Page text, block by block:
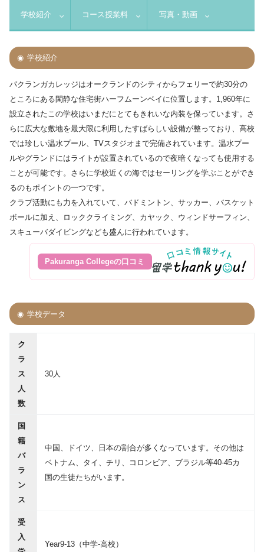
学校紹介 コース授業料 写真・動画
学校紹介
パクランガカレッジはオークランドのシティからフェリーで約30分の
ところにある閑静な住宅街ハーフムーンベイに位置します。1,960年に
設立されたこの学校はいまだにとてもきれいな内装を保っています。さ
らに広大な敷地を最大限に利用したすばらしい設備が整っており、高校
では珍しい温水プール、TVスタジオまで完備されています。温水プー
ルやグランドにはライトが設置されているので夜暗くなっても使用する
ことが可能です。さらに学校近くの海ではセーリングを学ぶことができ
るのもポイントの一つです。
クラブ活動にも力を入れていて、バドミントン、サッカー、バスケット
ボールに加え、ロッククライミング、カヤック、ウィンドサーフィン、
スキューバダイビングなども盛んに行われています。
Pakuranga Collegeの口コミ
学校データ
ク
ラ
ス
人
数
30人
国
籍
バ
ラ
ン
ス
中国、ドイツ、日本の割合が多くなっています。その他は
ベトナム、タイ、チリ、コロンビア、ブラジル等40-45カ
国の生徒たちがいます。
受
入
Year9-13（中学-高校）